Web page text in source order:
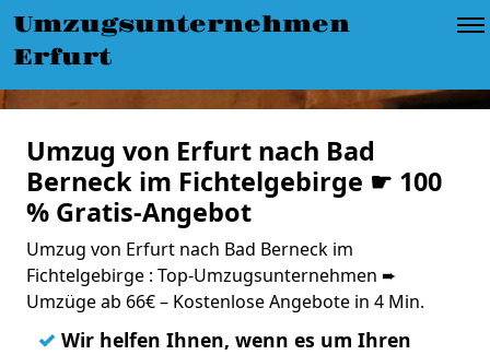
Umzugsunternehmen
Erfurt
Umzug von Erfurt nach Bad
Berneck im Fichtelgebirge ☛ 100
% Gratis-Angebot
Umzug von Erfurt nach Bad Berneck im
Fichtelgebirge : Top-Umzugsunternehmen ➨
Umzüge ab 66€ – Kostenlose Angebote in 4 Min.
✓ Wir helfen Ihnen, wenn es um Ihren